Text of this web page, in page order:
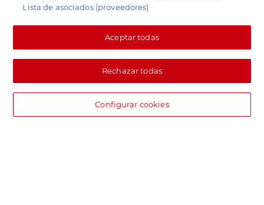
Lista de asociados (proveedores)
Aceptar todas
Rechazar todas
Configurar cookies